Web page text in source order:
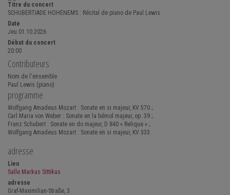
Titre du concert
SCHUBERTIADE HOHENEMS : Récital de piano de Paul Lewis
Date
Jeu 01.10.2026
Début du concert
20:00
Contributeurs
Nom de l'ensemble
Paul Lewis (piano)
programme
Wolfgang Amadeus Mozart : Sonate en si majeur, KV 570 ;
Carl Maria von Weber : Sonate en la bémol majeur, op. 39 ;
Franz Schubert : Sonate en do majeur, D 840 « Relique » ;
Wolfgang Amadeus Mozart : Sonate en si majeur, KV 333
adresse
Lieu
Salle Markus Sittikus
adresse
Graf-Maximilian-Straße, 3